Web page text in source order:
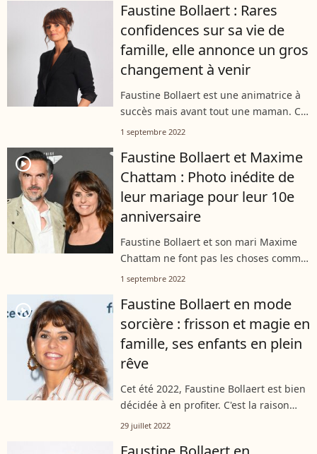
faire capoter entre eux. Il y a
quelques...
Faustine Bollaert : Rares
confidences sur sa vie de
famille, elle annonce un gros
changement à venir
Faustine Bollaert est une animatrice à
succès mais avant tout une maman. Ce
sont toujours ses enfants, Abbie et
dans l'idée de passer plus...
1 septembre 2022
player2
Faustine Bollaert et Maxime
Chattam : Photo inédite de
leur mariage pour leur 10e
anniversaire
Faustine Bollaert et son mari Maxime
Chattam ne font pas les choses comme
tout le monde. La preuve avec leur
l'animatrice de "Ca commence
aujourd'hui"...
1 septembre 2022
player2
Faustine Bollaert en mode
sorcière : frisson et magie en
famille, ses enfants en plein
rêve
Cet été 2022, Faustine Bollaert est bien
décidée à en profiter. C'est la raison
pour laquelle elle a mis le cap sur la
29 juillet 2022